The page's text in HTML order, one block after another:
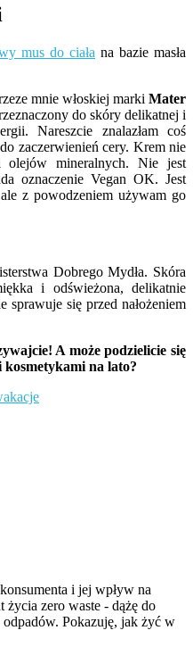
mus do ciała na bazie masła
mnie włoskiej marki Mater
do skóry delikatnej i
Nareszcie znalazłam coś
zaczerwienień cery. Krem nie
olejów mineralnych. Nie jest
oznaczenie Vegan OK. Jest
z powodzeniem używam go
Dobrego Mydła. Skóra
i odświeżona, delikatnie
sprawuje się przed nałożeniem
A może podzielicie się
na lato?
i jej wpływ na
życia zero waste - dążę do
Pokazuję, jak żyć w